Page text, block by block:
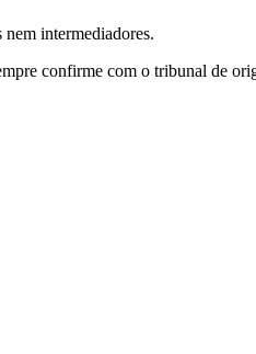
intermediadores.
confirme com o tribunal de